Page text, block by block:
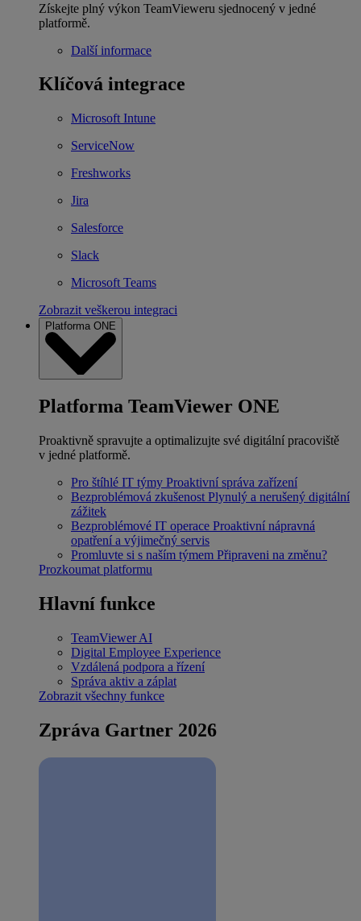
Získejte plný výkon TeamVieweru sjednocený v jedné
platformě.
Další informace
Klíčová integrace
Microsoft Intune
ServiceNow
Freshworks
Jira
Salesforce
Slack
Microsoft Teams
Zobrazit veškerou integraci
Platforma ONE
Platforma TeamViewer ONE
Proaktivně spravujte a optimalizujte své digitální pracoviště
v jedné platformě.
Pro štíhlé IT týmy Proaktivní správa zařízení
Bezproblémová zkušenost Plynulý a nerušený digitální
zážitek
Bezproblémové IT operace Proaktivní nápravná
opatření a výjimečný servis
Promluvte si s naším týmem Připraveni na změnu?
Prozkoumat platformu
Hlavní funkce
TeamViewer AI
Digital Employee Experience
Vzdálená podpora a řízení
Správa aktiv a záplat
Zobrazit všechny funkce
Zpráva Gartner 2026